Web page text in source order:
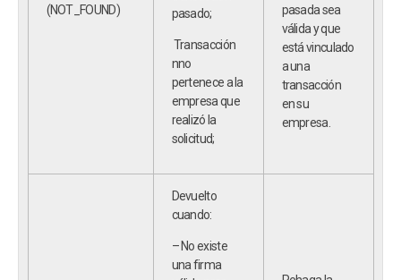
(NOT_FOUND)
pasado;
Transacción
nno
pertenece a la
empresa que
realizó la
solicitud;
pasada sea
válida y que
está vinculado
a una
transacción
en su
empresa.
Devuelto
cuando:
– No existe
una firma